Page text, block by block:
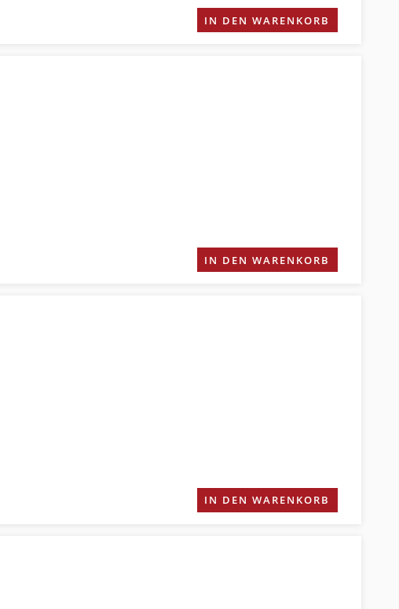
IN DEN WARENKORB
IN DEN WARENKORB
IN DEN WARENKORB